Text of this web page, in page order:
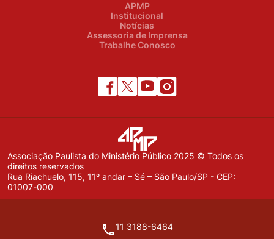
APMP
Institucional
Notícias
Assessoria de Imprensa
Trabalhe Conosco
Associação Paulista do Ministério Público 2025 © Todos os
direitos reservados
Rua Riachuelo, 115, 11º andar – Sé – São Paulo/SP - CEP:
01007-000
11 3188-6464